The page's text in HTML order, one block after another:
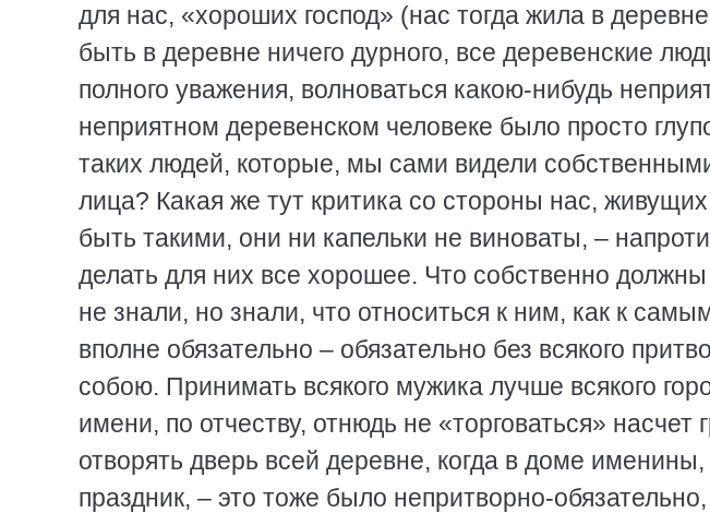
для нас, «хороших господ» (нас тогда жила в
быть в деревне ничего дурного, все деревенские
полного уважения, волноваться какою-нибудь
неприятном деревенском человеке было просто
таких людей, которые, мы сами видели
лица? Какая же тут критика со стороны нас,
быть такими, они ни капельки не виноваты, –
делать для них все хорошее. Что собственно
не знали, но знали, что относиться к ним, как к
вполне обязательно – обязательно без всякого
собою. Принимать всякого мужика лучше всякого
имени, по отчеству, отнюдь не «торговаться» насчет
отворять дверь всей деревне, когда в доме
праздник, – это тоже было непритворно-